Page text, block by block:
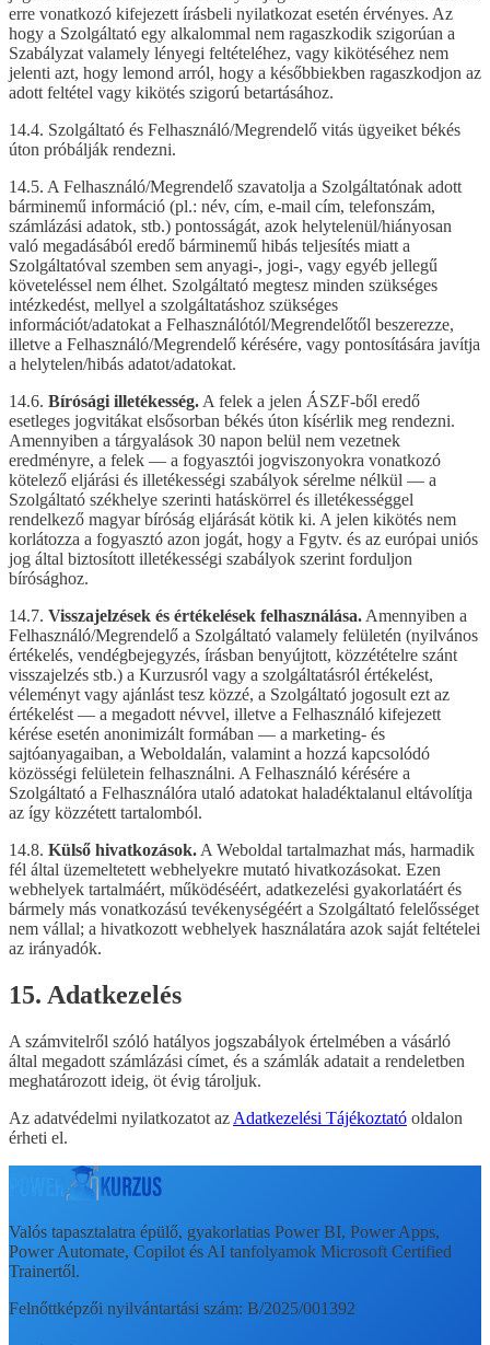
erre vonatkozó kifejezett írásbeli nyilatkozat esetén érvényes. Az
hogy a Szolgáltató egy alkalommal nem ragaszkodik szigorúan a
Szabályzat valamely lényegi feltételéhez, vagy kikötéséhez nem
jelenti azt, hogy lemond arról, hogy a későbbiekben ragaszkodjon az
adott feltétel vagy kikötés szigorú betartásához.
14.4. Szolgáltató és Felhasználó/Megrendelő vitás ügyeiket békés
úton próbálják rendezni.
14.5. A Felhasználó/Megrendelő szavatolja a Szolgáltatónak adott
bárminemű információ (pl.: név, cím, e-mail cím, telefonszám,
számlázási adatok, stb.) pontosságát, azok helytelenül/hiányosan
való megadásából eredő bárminemű hibás teljesítés miatt a
Szolgáltatóval szemben sem anyagi-, jogi-, vagy egyéb jellegű
követeléssel nem élhet. Szolgáltató megtesz minden szükséges
intézkedést, mellyel a szolgáltatáshoz szükséges
információt/adatokat a Felhasználótól/Megrendelőtől beszerezze,
illetve a Felhasználó/Megrendelő kérésére, vagy pontosítására javítja
a helytelen/hibás adatot/adatokat.
14.6. Bírósági illetékesség. A felek a jelen ÁSZF-ből eredő
esetleges jogvitákat elsősorban békés úton kísérlik meg rendezni.
Amennyiben a tárgyalások 30 napon belül nem vezetnek
eredményre, a felek — a fogyasztói jogviszonyokra vonatkozó
kötelező eljárási és illetékességi szabályok sérelme nélkül — a
Szolgáltató székhelye szerinti hatáskörrel és illetékességgel
rendelkező magyar bíróság eljárását kötik ki. A jelen kikötés nem
korlátozza a fogyasztó azon jogát, hogy a Fgytv. és az európai uniós
jog által biztosított illetékességi szabályok szerint forduljon
bírósághoz.
14.7. Visszajelzések és értékelések felhasználása. Amennyiben a
Felhasználó/Megrendelő a Szolgáltató valamely felületén (nyilvános
értékelés, vendégbejegyzés, írásban benyújtott, közzétételre szánt
visszajelzés stb.) a Kurzusról vagy a szolgáltatásról értékelést,
véleményt vagy ajánlást tesz közzé, a Szolgáltató jogosult ezt az
értékelést — a megadott névvel, illetve a Felhasználó kifejezett
kérése esetén anonimizált formában — a marketing- és
sajtóanyagaiban, a Weboldalán, valamint a hozzá kapcsolódó
közösségi felületein felhasználni. A Felhasználó kérésére a
Szolgáltató a Felhasználóra utaló adatokat haladéktalanul eltávolítja
az így közzétett tartalomból.
14.8. Külső hivatkozások. A Weboldal tartalmazhat más, harmadik
fél által üzemeltetett webhelyekre mutató hivatkozásokat. Ezen
webhelyek tartalmáért, működéséért, adatkezelési gyakorlatáért és
bármely más vonatkozású tevékenységéért a Szolgáltató felelősséget
nem vállal; a hivatkozott webhelyek használatára azok saját feltételei
az irányadók.
15. Adatkezelés
A számvitelről szóló hatályos jogszabályok értelmében a vásárló
által megadott számlázási címet, és a számlák adatait a rendeletben
meghatározott ideig, öt évig tároljuk.
Az adatvédelmi nyilatkozatot az Adatkezelési Tájékoztató oldalon
érheti el.
Valós tapasztalatra épülő, gyakorlatias Power BI, Power Apps,
Power Automate, Copilot és AI tanfolyamok Microsoft Certified
Trainertől.
Felnőttképzői nyilvántartási szám: B/2025/001392